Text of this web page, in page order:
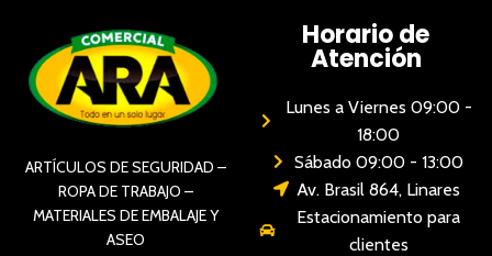
ARTÍCULOS DE SEGURIDAD –
ROPA DE TRABAJO –
MATERIALES DE EMBALAJE Y
ASEO
Horario de
Atención
Lunes a Viernes 09:00 -
18:00
Sábado 09:00 - 13:00
Av. Brasil 864, Linares
Estacionamiento para
clientes